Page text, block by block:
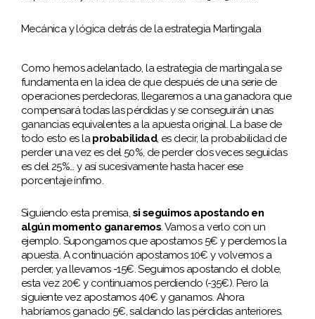
Mecánica y lógica detrás de la estrategia Martingala
Como hemos adelantado, la estrategia de martingala se
fundamenta en la idea de que después de una serie de
operaciones perdedoras, llegaremos a una ganadora que
compensará todas las pérdidas y se conseguirán unas
ganancias equivalentes a la apuesta original. La base de
todo esto es laprobabilidad, es decir, la probabilidad de
perder una vez es del 50%, de perder dos veces seguidas
es del 25%… y así sucesivamente hasta hacer ese
porcentaje ínfimo.
Siguiendo esta premisa, si seguimos apostando en
algún momento ganaremos. Vamos a verlo con un
ejemplo. Supongamos que apostamos 5€ y perdemos la
apuesta. A continuación apostamos 10€ y volvemos a
perder, ya llevamos -15€. Seguimos apostando el doble,
esta vez 20€ y continuamos perdiendo (-35€). Pero la
siguiente vez apostamos 40€ y ganamos. Ahora
habríamos ganado 5€, saldando las pérdidas anteriores.